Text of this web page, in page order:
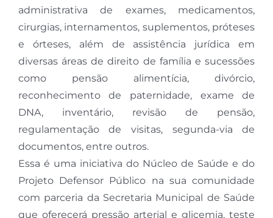
administrativa de exames, medicamentos,
cirurgias, internamentos, suplementos, próteses
e órteses, além de assistência jurídica em
diversas áreas de direito de família e sucessões
como pensão alimentícia, divórcio,
reconhecimento de paternidade, exame de
DNA, inventário, revisão de pensão,
regulamentação de visitas, segunda-via de
documentos, entre outros.
Essa é uma iniciativa do Núcleo de Saúde e do
Projeto Defensor Público na sua comunidade
com parceria da Secretaria Municipal de Saúde
que oferecerá pressão arterial e glicemia, teste